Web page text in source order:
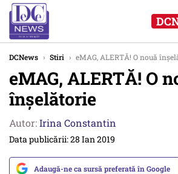
DCNews › Stiri › eMAG, ALERTĂ! O nouă
eMAG, ALERTĂ! O
înșelătorie
Autor:Irina Constantin
Data publicării: 28 Ian 2019
Adaugă-ne ca sursă preferată în Google